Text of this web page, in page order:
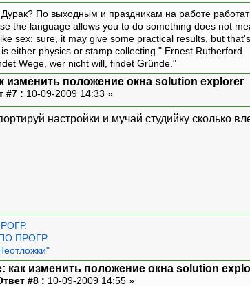
По выходным и праздникам на работе
the language allows you to do something does not
sex: sure, it may give some practical results, but
either physics or stamp collecting." Ernest Rutherford
Wege, wer nicht will, findet Gründe."
изменить положение окна solution explorer
#7 : 10-09-2009 14:33 »
настройки и мучай студийку сколько
ПРОГР.
как изменить положение окна solution
#8 : 10-09-2009 14:55 »